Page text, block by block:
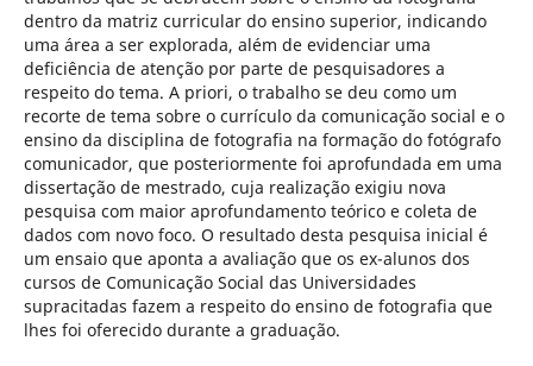
dentro da matriz curricular do ensino superior, indicando
uma área a ser explorada, além de evidenciar uma
deficiência de atenção por parte de pesquisadores a
respeito do tema. A priori, o trabalho se deu como um
recorte de tema sobre o currículo da comunicação social e o
ensino da disciplina de fotografia na formação do fotógrafo
comunicador, que posteriormente foi aprofundada em uma
dissertação de mestrado, cuja realização exigiu nova
pesquisa com maior aprofundamento teórico e coleta de
dados com novo foco. O resultado desta pesquisa inicial é
um ensaio que aponta a avaliação que os ex-alunos dos
cursos de Comunicação Social das Universidades
supracitadas fazem a respeito do ensino de fotografia que
lhes foi oferecido durante a graduação.